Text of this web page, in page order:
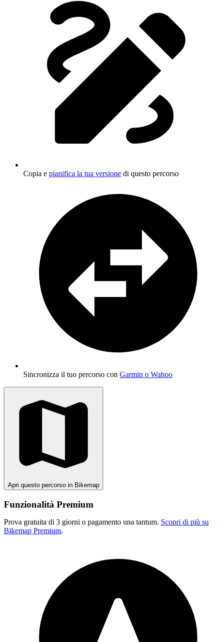
Copia e pianifica la tua versione di questo percorso
Sincronizza il tuo percorso con Garmin o Wahoo
Apri questo percorso in Bikemap
Funzionalità Premium
Prova gratuita di 3 giorni o pagamento una tantum. Scopri di più su
Bikemap Premium.